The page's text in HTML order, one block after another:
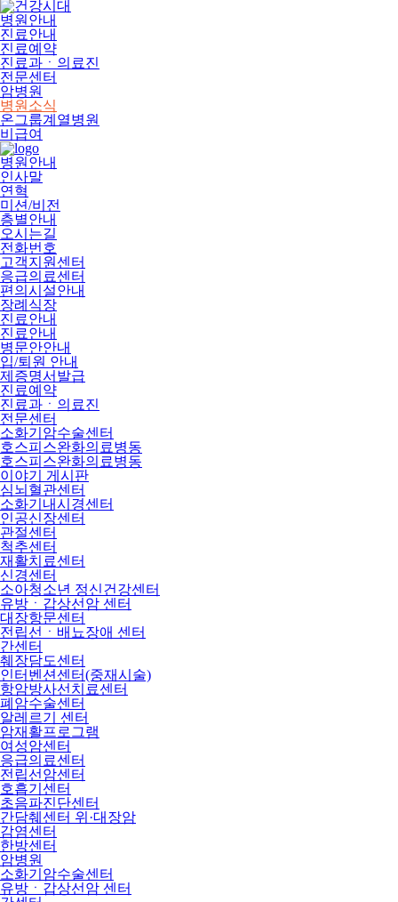
병원안내
진료안내
진료예약
진료과ㆍ의료진
전문센터
암병원
병원소식
온그룹계열병원
비급여
병원안내
인사말
연혁
미션/비전
층별안내
오시는길
전화번호
고객지원센터
응급의료센터
편의시설안내
장례식장
진료안내
진료안내
병문안안내
입/퇴원 안내
제증명서발급
진료예약
진료과ㆍ의료진
전문센터
소화기암수술센터
호스피스완화의료병동
호스피스완화의료병동
이야기 게시판
심뇌혈관센터
소화기내시경센터
인공신장센터
관절센터
척추센터
재활치료센터
신경센터
소아청소년 정신건강센터
유방ㆍ갑상선암 센터
대장항문센터
전립선ㆍ배뇨장애 센터
간센터
췌장담도센터
인터벤션센터(중재시술)
항암방사선치료센터
폐암수술센터
알레르기 센터
암재활프로그램
여성암센터
응급의료센터
전립선암센터
호흡기센터
초음파진단센터
간담췌센터 위·대장암
감염센터
한방센터
암병원
소화기암수술센터
유방ㆍ갑상선암 센터